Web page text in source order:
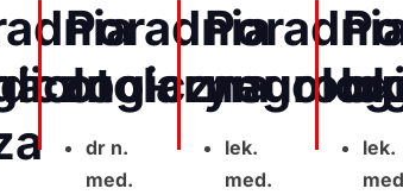
Poradnia
dr n.
med.
lek.
med.
lek.